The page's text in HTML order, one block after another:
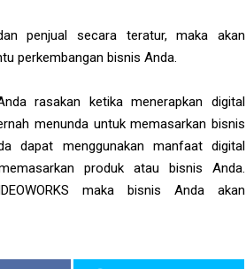
penjual secara teratur, maka akan
perkembangan bisnis Anda.
rasakan ketika menerapkan digital
menunda untuk memasarkan bisnis
dapat menggunakan manfaat digital
produk atau bisnis Anda.
maka bisnis Anda akan